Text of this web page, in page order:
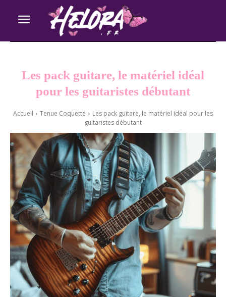
Les pack guitare, le matériel idéal
pour les guitaristes débutant
Accueil Tenue Coquette
Les pack guitare, le matériel idéal pour les
guitaristes débutant